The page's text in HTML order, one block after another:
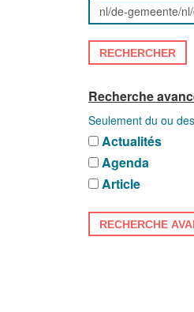
RECHERCHER
Recherche
Seulement du ou
Actualités
Agenda
Article
RECHERCHE